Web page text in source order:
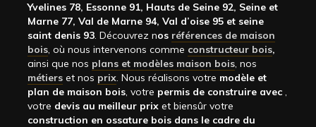
Yvelines 78, Essonne 91, Hauts de Seine 92, Seine et
Marne 77, Val de Marne 94, Val d’oise 95 et seine
saint denis 93. Découvrez nos références de maison
bois, où nous intervenons comme constructeur bois,
ainsi que nos plans et modèles maison bois, nos
métiers et nos prix. Nous réalisons votre modèle et
plan de maison bois, votre permis de construire avec ,
votre devis au meilleur prix et biensûr votre
construction en ossature bois dans le cadre du